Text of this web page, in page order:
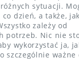
sytuacji.
co dzień, a także,
zależy od
potrzeb. Nic nie
wykorzystać ja,
szczególnie ważne